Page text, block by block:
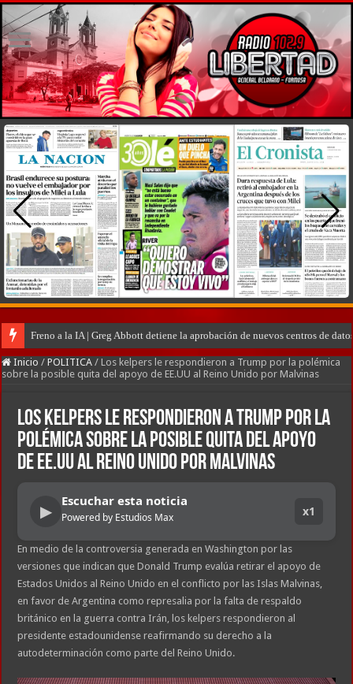
Freno a la IA | Greg Abbott detiene la aprobación de nuevos centros de
Inicio / POLITICA / Los kelpers le respondieron a Trump por la polémica
sobre la posible quita del apoyo de EE.UU al Reino Unido por Malvinas
Los kelpers le respondieron a Trump por la
polémica sobre la posible quita del apoyo
de EE.UU al Reino Unido por Malvinas
▶
Escuchar esta noticia
Powered by Estudios Max x1
En medio de la controversia generada en Washington por las
versiones que indican que Donald Trump evalúa retirar el apoyo de
Estados Unidos al Reino Unido en el conflicto por las Islas Malvinas,
en favor de Argentina como represalia por la falta de respaldo
británico en la guerra contra Irán, los kelpers respondieron al
presidente estadounidense reafirmando su derecho a la
autodeterminación como parte del Reino Unido.